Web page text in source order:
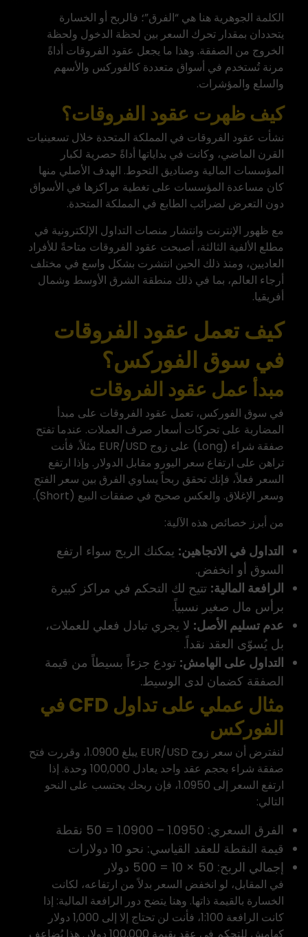
الكلمة الجوهرية هنا هي “الفرق”؛ فالربح أو الخسارة
يتحددان بمقدار تحرك السعر بين لحظة الدخول ولحظة
الخروج من الصفقة. وهذا ما يجعل عقود الفروقات أداةً
مرنة تُستخدم في أسواق متعددة كالفوركس والأسهم
والسلع والمؤشرات.
كيف ظهرت عقود الفروقات؟
نشأت عقود الفروقات في المملكة المتحدة خلال تسعينيات
القرن الماضي، وكانت في بداياتها أداةً حصرية لكبار
المؤسسات المالية وصناديق التحوط. الهدف الأصلي منها
كان مساعدة المؤسسات على تغطية مراكزها في الأسواق
دون التعرض لضرائب الطابع في المملكة المتحدة.
مع ظهور الإنترنت وانتشار منصات التداول الإلكترونية في
مطلع الألفية الثالثة، أصبحت عقود الفروقات متاحةً للأفراد
العاديين، ومنذ ذلك الحين انتشرت بشكل واسع في مختلف
أرجاء العالم، بما في ذلك منطقة الشرق الأوسط وشمال
أفريقيا.
كيف تعمل عقود الفروقات
في سوق الفوركس؟
مبدأ عمل عقود الفروقات
في سوق الفوركس، تعمل عقود الفروقات على مبدأ
المضاربة على تحركات أسعار صرف العملات. عندما تفتح
صفقة شراء (Long) على زوج EUR/USD مثلاً، فأنت
تراهن على ارتفاع سعر اليورو مقابل الدولار. وإذا ارتفع
السعر فعلاً، فإنك تحقق ربحاً يساوي الفرق بين سعر الفتح
وسعر الإغلاق. والعكس صحيح في صفقات البيع (Short).
من أبرز خصائص هذه الآلية:
التداول في الاتجاهين: يمكنك الربح سواء ارتفع
السوق أو انخفض.
الرافعة المالية: تتيح لك التحكم في مراكز كبيرة
برأس مال صغير نسبياً.
عدم تسليم الأصل: لا يجري تبادل فعلي للعملات،
بل يُسوّى العقد نقداً.
التداول على الهامش: تودع جزءاً بسيطاً من قيمة
الصفقة كضمان لدى الوسيط.
مثال عملي على تداول CFD في
الفوركس
لنفترض أن سعر زوج EUR/USD يبلغ 1.0900، وقررت فتح
صفقة شراء بحجم عقد واحد يعادل 100,000 وحدة. إذا
ارتفع السعر إلى 1.0950، فإن ربحك يحتسب على النحو
التالي:
الفرق السعري: 1.0950 – 1.0900 = 50 نقطة
قيمة النقطة للعقد القياسي: نحو 10 دولارات
إجمالي الربح: 50 × 10 = 500 دولار
في المقابل، لو انخفض السعر بدلاً من ارتفاعه، لكانت
الخسارة بالقيمة ذاتها. وهنا يتضح دور الرافعة المالية: إذا
كانت الرافعة 1:100، فأنت لن تحتاج إلا إلى 1,000 دولار